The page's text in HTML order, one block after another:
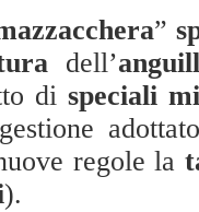
”
dell’
di speciali
regole la
).